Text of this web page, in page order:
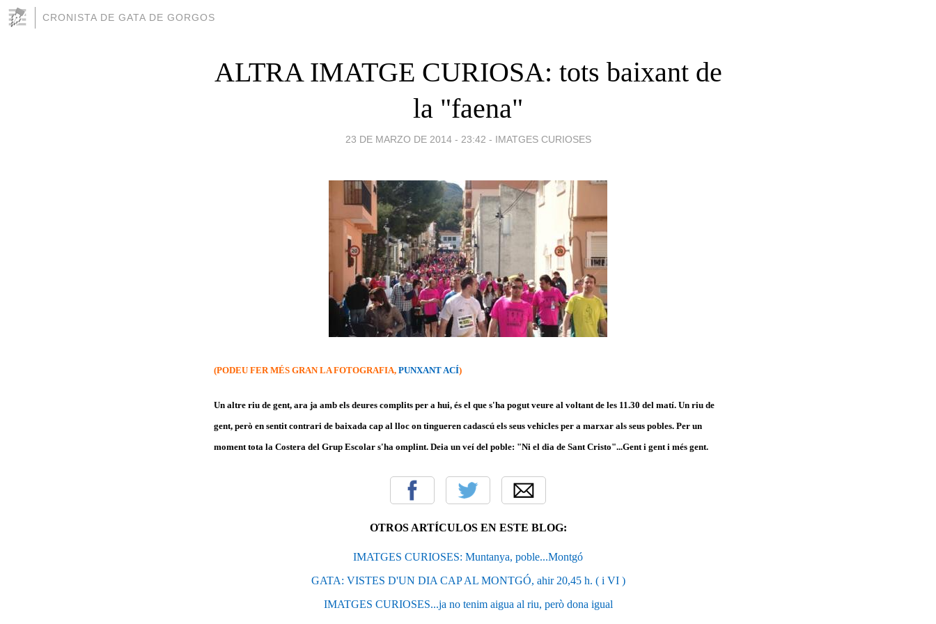
CRONISTA DE GATA DE GORGOS
ALTRA IMATGE CURIOSA: tots baixant de
la "faena"
23 DE MARZO DE 2014 - 23:42 - IMATGES CURIOSES
(PODEU FER MÉS GRAN LA FOTOGRAFIA, PUNXANT ACÍ)
Un altre riu de gent, ara ja amb els deures complits per a hui, és el que s'ha pogut veure al voltant de les 11.30 del matí. Un riu de
gent, però en sentit contrari de baixada cap al lloc on tingueren cadascú els seus vehicles per a marxar als seus pobles. Per un
moment tota la Costera del Grup Escolar s'ha omplint. Deia un veí del poble: "Ni el dia de Sant Cristo"...Gent i gent i més gent.
OTROS ARTÍCULOS EN ESTE BLOG:
IMATGES CURIOSES: Muntanya, poble...Montgó
GATA: VISTES D'UN DIA CAP AL MONTGÓ, ahir 20,45 h. ( i VI )
IMATGES CURIOSES...ja no tenim aigua al riu, però dona igual